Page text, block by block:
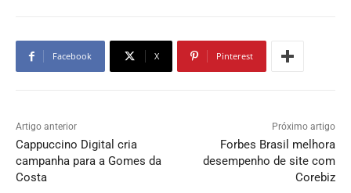
Facebook X Pinterest
Artigo anterior
Cappuccino Digital cria
campanha para a Gomes da
Costa
Próximo artigo
Forbes Brasil melhora
desempenho de site com
Corebiz